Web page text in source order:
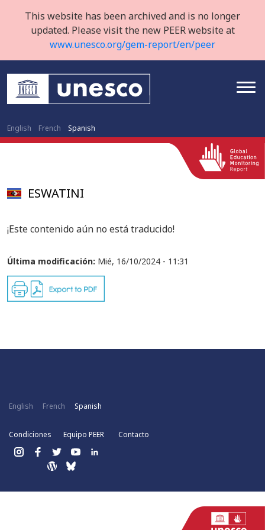
This website has been archived and is no longer
updated. Please visit the new PEER website at
www.unesco.org/gem-report/en/peer
English French Spanish
ESWATINI
¡Este contenido aún no está traducido!
Última modificación: Mié, 16/10/2024 - 11:31
English French Spanish
Condiciones Equipo PEER Contacto